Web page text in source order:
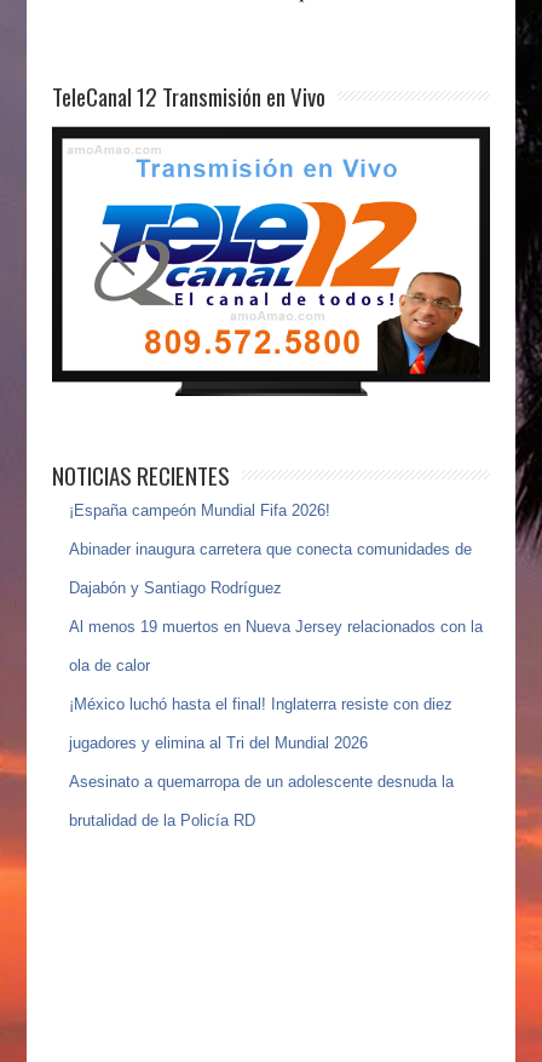
TeleCanal 12 Transmisión en Vivo
NOTICIAS RECIENTES
¡España campeón Mundial Fifa 2026!
Abinader inaugura carretera que conecta comunidades de
Dajabón y Santiago Rodríguez
Al menos 19 muertos en Nueva Jersey relacionados con la
ola de calor
¡México luchó hasta el final! Inglaterra resiste con diez
jugadores y elimina al Tri del Mundial 2026
Asesinato a quemarropa de un adolescente desnuda la
brutalidad de la Policía RD